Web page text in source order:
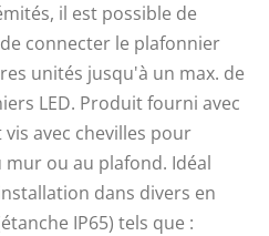
il est possible de
connecter le plafonnier
unités jusqu'à un max. de
LED. Produit fourni avec
vis avec chevilles pour
mur ou au plafond. Idéal
dans divers en
IP65) tels que :